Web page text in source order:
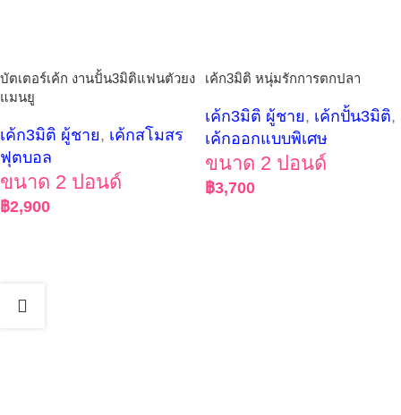
บัตเตอร์เค้ก งานปั้น3มิติแฟนตัวยง
แมนยู
เค้ก3มิติ ผู้ชาย, เค้กสโมสร
ฟุตบอล
ขนาด 2 ปอนด์
฿2,900
เค้ก3มิติ หนุ่มรักการตกปลา
เค้ก3มิติ ผู้ชาย, เค้กปั้น3มิติ,
เค้กออกแบบพิเศษ
ขนาด 2 ปอนด์
฿3,700